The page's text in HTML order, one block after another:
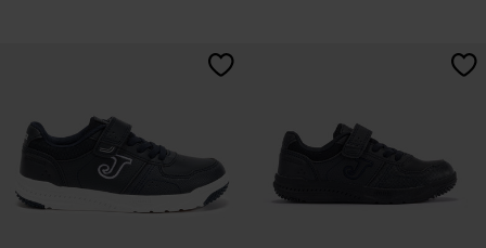
3,8 din 5 evaluări ale clienților